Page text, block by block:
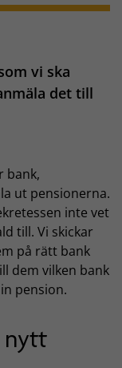
vi ska
det till
bank,
ut pensionerna.
inte vet
till. Vi skickar
på rätt bank
dem vilken bank
pension.
nytt